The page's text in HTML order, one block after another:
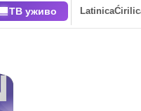
ТВ уживо Latinica